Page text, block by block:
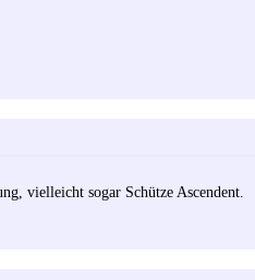
vielleicht sogar Schütze Ascendent.